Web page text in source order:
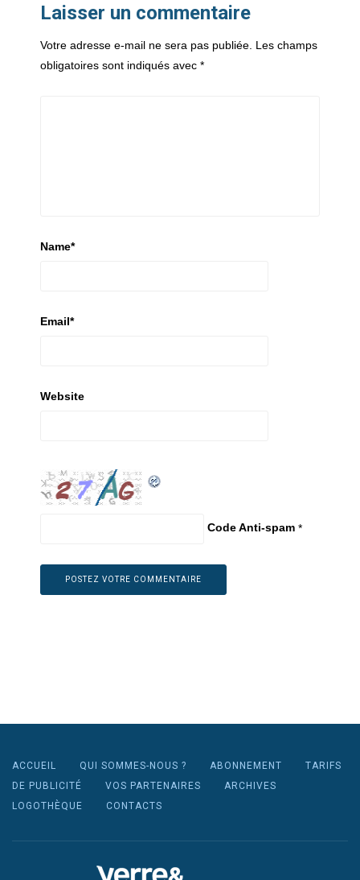
Laisser un commentaire
Votre adresse e-mail ne sera pas publiée. Les champs
obligatoires sont indiqués avec *
Name*
Email*
Website
Code Anti-spam *
ACCUEIL QUI SOMMES-NOUS ? ABONNEMENT
TARIFS
DE PUBLICITÉ
VOS PARTENAIRES
ARCHIVES
LOGOTHÈQUE
CONTACTS